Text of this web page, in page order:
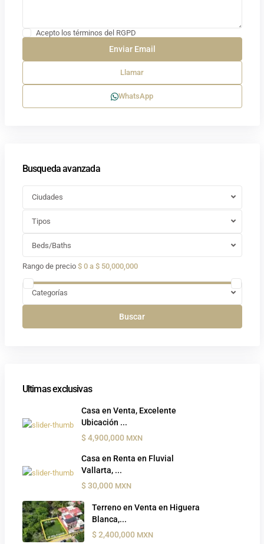
Acepto los términos del RGPD
Llamar
WhatsApp
Busqueda avanzada
Ciudades
Tipos
Beds/Baths
Rango de precio $ 0 a $ 50,000,000
Categorías
Buscar
Ultimas exclusivas
Casa en Venta, Excelente
Ubicación ...
$ 4,900,000 MXN
Casa en Renta en Fluvial
Vallarta, ...
$ 30,000 MXN
Terreno en Venta en Higuera
Blanca,...
$ 2,400,000 MXN